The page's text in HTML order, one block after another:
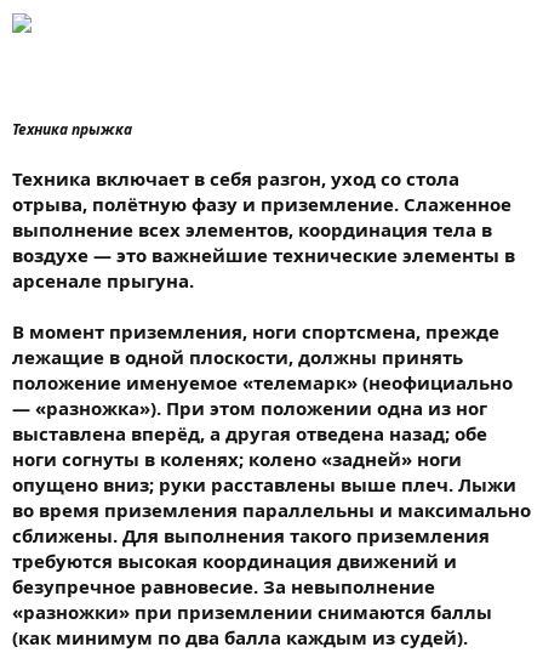
Техника прыжка
Техника включает в себя разгон, уход со стола
отрыва, полётную фазу и приземление. Слаженное
выполнение всех элементов, координация тела в
воздухе — это важнейшие технические элементы в
арсенале прыгуна.
В момент приземления, ноги спортсмена, прежде
лежащие в одной плоскости, должны принять
положение именуемое «телемарк» (неофициально
— «разножка»). При этом положении одна из ног
выставлена вперёд, а другая отведена назад; обе
ноги согнуты в коленях; колено «задней» ноги
опущено вниз; руки расставлены выше плеч. Лыжи
во время приземления параллельны и максимально
сближены. Для выполнения такого приземления
требуются высокая координация движений и
безупречное равновесие. За невыполнение
«разножки» при приземлении снимаются баллы
(как минимум по два балла каждым из судей).